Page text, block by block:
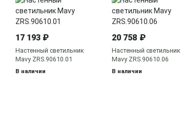
17 193 ₽
Настенный светильник
Mavy ZRS.90610.01
В наличии
20 758 ₽
Настенный светильник
Mavy ZRS.90610.06
В наличии